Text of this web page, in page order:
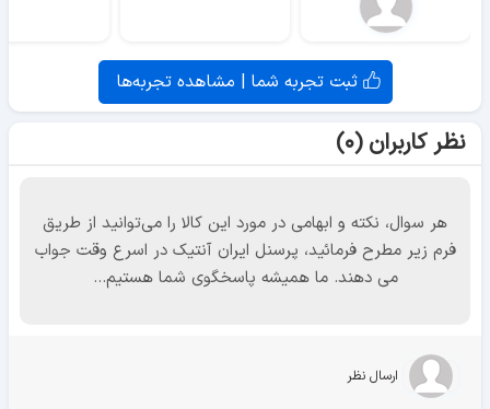
ثبت تجربه شما | مشاهده تجربه‌ها
نظر کاربران (۰)
هر سوال، نکته و ابهامی در مورد این کالا را می‌توانید از طریق
فرم زیر مطرح فرمائید، پرسنل ایران آنتیک در اسرع وقت جواب
می دهند. ما همیشه پاسخگوی شما هستیم...
ارسال نظر